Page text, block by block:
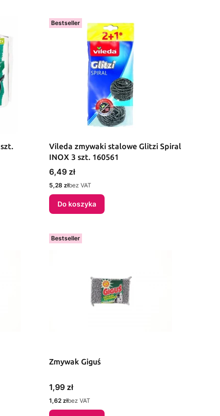
Bestseller
Vileda zmywaki stalowe Glitzi Spiral
INOX 3 szt. 160561
Cena
6,49 zł
Cena
5,28 złbez VAT
Do koszyka
Bestseller
Zmywak Giguś
Cena
1,99 zł
Cena
1,62 złbez VAT